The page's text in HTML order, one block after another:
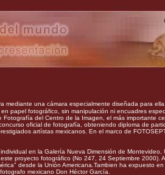
mediante una cámara especialmente diseñada para
papel fotográfico, sin manipulación ni encuadres
del Centro de la Imagen, el más importante
oficial de fotografía, obteniendo diploma de
artístas mexicanos. En el marco de
en la Galería Nueva Dimensión de
proyecto fotográfico (No 247, 24 Septiembre 2000).
desde la Unión Americana.Tambien ha expuesto
mexicano Don Héctor García.